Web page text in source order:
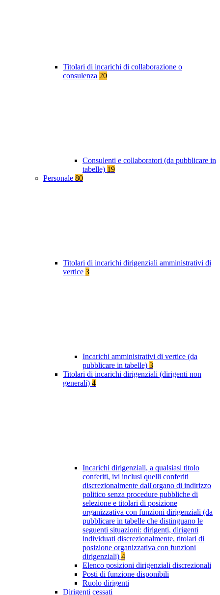
Titolari di incarichi di collaborazione o
consulenza 20
Consulenti e collaboratori (da pubblicare in
tabelle) 19
Personale 80
Titolari di incarichi dirigenziali amministrativi di
vertice 3
Incarichi amministrativi di vertice (da
pubblicare in tabelle) 3
Titolari di incarichi dirigenziali (dirigenti non
generali) 4
Incarichi dirigenziali, a qualsiasi titolo
conferiti, ivi inclusi quelli conferiti
discrezionalmente dall'organo di indirizzo
politico senza procedure pubbliche di
selezione e titolari di posizione
organizzativa con funzioni dirigenziali (da
pubblicare in tabelle che distinguano le
seguenti situazioni: dirigenti, dirigenti
individuati discrezionalmente, titolari di
posizione organizzativa con funzioni
dirigenziali) 4
Elenco posizioni dirigenziali discrezionali
Posti di funzione disponibili
Ruolo dirigenti
Dirigenti cessati